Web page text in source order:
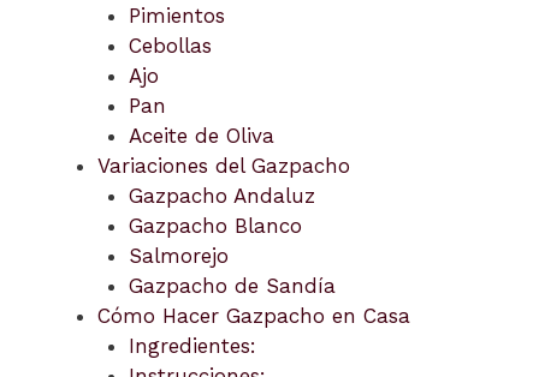
Pimientos
Cebollas
Ajo
Pan
Aceite de Oliva
Variaciones del Gazpacho
Gazpacho Andaluz
Gazpacho Blanco
Salmorejo
Gazpacho de Sandía
Cómo Hacer Gazpacho en Casa
Ingredientes: